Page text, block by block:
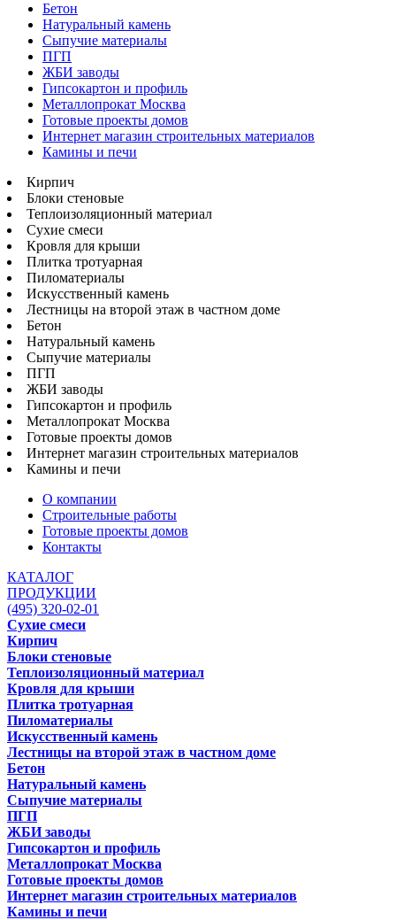
Бетон
Натуральный камень
Сыпучие материалы
ПГП
ЖБИ заводы
Гипсокартон и профиль
Металлопрокат Москва
Готовые проекты домов
Интернет магазин строительных материалов
Камины и печи
Кирпич
Блоки стеновые
Теплоизоляционный материал
Сухие смеси
Кровля для крыши
Плитка тротуарная
Пиломатериалы
Искусственный камень
Лестницы на второй этаж в частном доме
Бетон
Натуральный камень
Сыпучие материалы
ПГП
ЖБИ заводы
Гипсокартон и профиль
Металлопрокат Москва
Готовые проекты домов
Интернет магазин строительных материалов
Камины и печи
О компании
Строительные работы
Готовые проекты домов
Контакты
КАТАЛОГ
ПРОДУКЦИИ
(495) 320-02-01
Сухие смеси
Кирпич
Блоки стеновые
Теплоизоляционный материал
Кровля для крыши
Плитка тротуарная
Пиломатериалы
Искусственный камень
Лестницы на второй этаж в частном доме
Бетон
Натуральный камень
Сыпучие материалы
ПГП
ЖБИ заводы
Гипсокартон и профиль
Металлопрокат Москва
Готовые проекты домов
Интернет магазин строительных материалов
Камины и печи